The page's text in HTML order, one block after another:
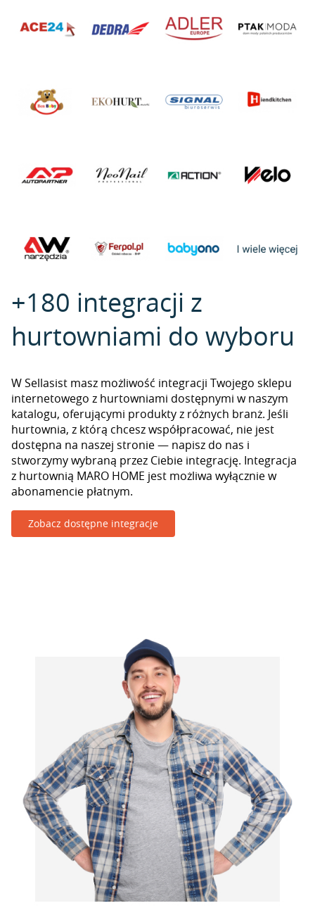
+180 integracji z
hurtowniami do wyboru
W Sellasist masz możliwość integracji Twojego sklepu
internetowego z hurtowniami dostępnymi w naszym
katalogu, oferującymi produkty z różnych branż. Jeśli
hurtownia, z którą chcesz współpracować, nie jest
dostępna na naszej stronie — napisz do nas i
stworzymy wybraną przez Ciebie integrację. Integracja
z hurtownią MARO HOME jest możliwa wyłącznie w
abonamencie płatnym.
Zobacz dostępne integracje